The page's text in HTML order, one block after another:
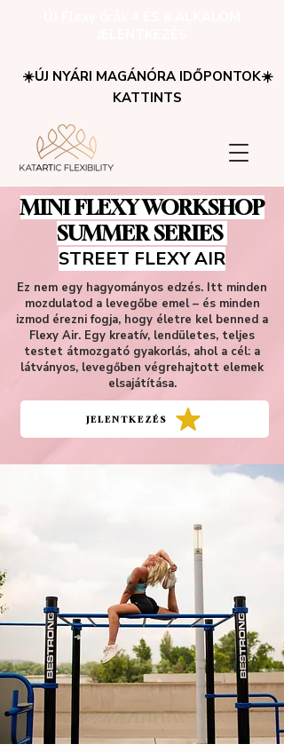
☀️ÚJ NYÁRI MAGÁNÓRA IDŐPONTOK☀️
KATTINTS
MINI FLEXY WORKSHOP
SUMMER SERIES
STREET FLEXY AIR
Ez nem egy hagyományos edzés. Itt minden
mozdulatod a levegőbe emel – és minden
izmod érezni fogja, hogy életre kel benned a
Flexy Air. Egy kreatív, lendületes, teljes
testet átmozgató gyakorlás, ahol a cél: a
látványos, levegőben végrehajtott elemek
elsajátítása.
JELENTKEZÉS